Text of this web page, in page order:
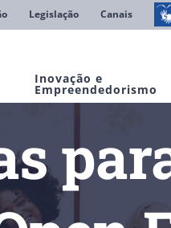
Legislação Canais
Inovação e
Empreendedorismo